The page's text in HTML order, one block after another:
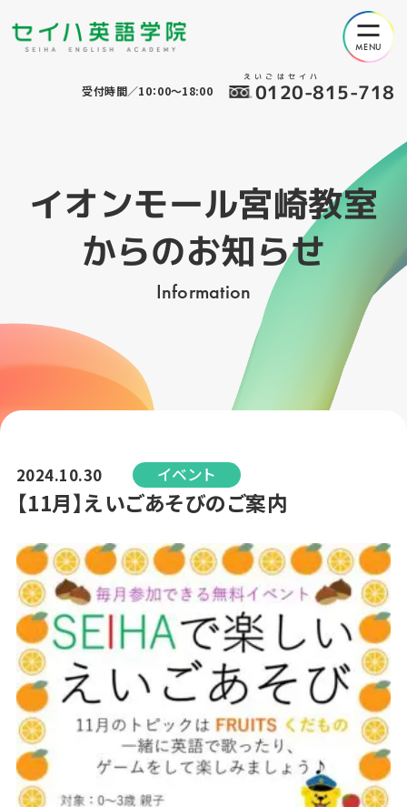
えいごはセイハ
0120-815-718
受付時間／10：00～18:00
イオンモール宮崎教室
からのお知らせ
Information
2024.10.30 イベント
【11月】えいごあそびのご案内